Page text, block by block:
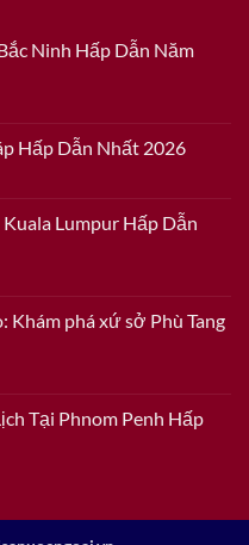
Ninh Hấp Dẫn Năm
Hấp Dẫn Nhất 2026
Lumpur Hấp Dẫn
Khám phá xứ sở Phù Tang
Tại Phnom Penh Hấp